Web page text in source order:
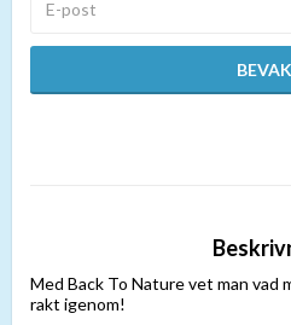
Med Back To Nature vet man vad
rakt igenom!